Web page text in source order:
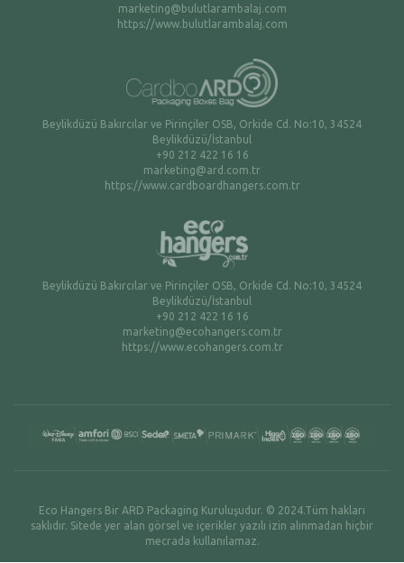
marketing@bulutlarambalaj.com
https://www.bulutlarambalaj.com
Beylikdüzü Bakırcılar ve Pirinçiler OSB, Orkide Cd. No:10, 34524
Beylikdüzü/İstanbul
+90 212 422 16 16
marketing@ard.com.tr
https://www.cardboardhangers.com.tr
Beylikdüzü Bakırcılar ve Pirinçiler OSB, Orkide Cd. No:10, 34524
Beylikdüzü/İstanbul
+90 212 422 16 16
marketing@ecohangers.com.tr
https://www.ecohangers.com.tr
Eco Hangers Bir ARD Packaging Kuruluşudur. © 2024.Tüm hakları
saklıdır. Sitede yer alan görsel ve içerikler yazılı izin alınmadan hiçbir
mecrada kullanılamaz.